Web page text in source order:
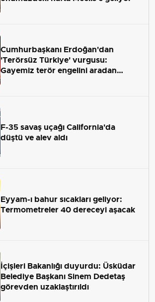
Cumhurbaşkanı Erdoğan'dan
'Terörsüz Türkiye' vurgusu:
Gayemiz terör engelini aradan
F-35 savaş uçağı California'da
düştü ve alev aldı
Eyyam-ı bahur sıcakları geliyor:
Termometreler 40 dereceyi aşacak
İçişleri Bakanlığı duyurdu: Üsküdar
Belediye Başkanı Sinem Dedetaş
görevden uzaklaştırıldı